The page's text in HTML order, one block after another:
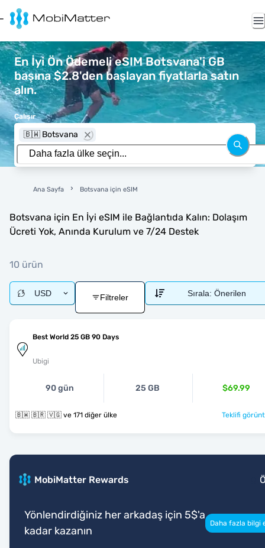
En İyi Ön Ödemeli eSIM Botsvana'i GB
başına $2.8'den başlayan fiyatlarla satın
alın.
Çalışır
🇧🇼 Botsvana
Ana Sayfa Botsvana için eSIM
Botsvana için En İyi eSIM ile Bağlantıda Kalın: Dolaşım
Ücreti Yok, Anında Kurulum ve 7/24 Destek
10 ürün
USD Filtreler Sırala: Önerilen
Best World 25 GB 90 Days
Ubigi
90 gün 25 GB $69.99
🇧🇼 🇧🇷 🇻🇬 ve 171 diğer ülke Teklifi
MobiMatter Rewards
Yönlendirdiğiniz her arkadaş için 5$'a
kadar kazanın
Daha fazla bilgi